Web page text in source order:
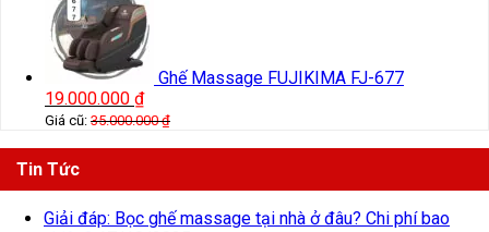
Ghế Massage FUJIKIMA FJ-677
19.000.000 ₫
Giá cũ: 35.000.000₫
Tin Tức
Giải đáp: Bọc ghế massage tại nhà ở đâu? Chi phí bao